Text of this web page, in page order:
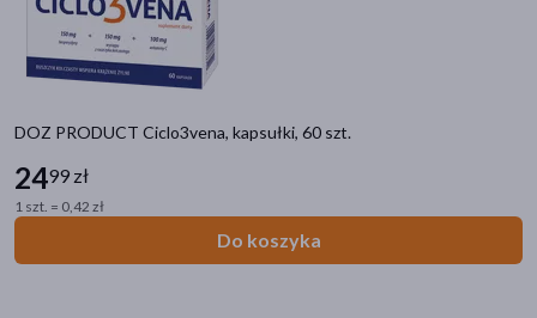
Hit
DOZ PRODUCT Ciclo3vena, kapsułki, 60 szt.
2499 zł
1 szt. = 0,42 zł
Do koszyka